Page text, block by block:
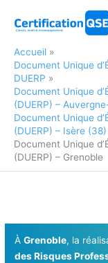
Accueil
Document Unique
DUERP
Document Unique
(DUERP) –
Document Unique
(DUERP) – Isère (38)
Document Unique
(DUERP) – Grenoble
ÀGrenoble, la
des Risques